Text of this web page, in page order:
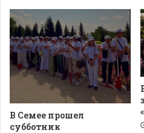
В Семее прошел
субботник